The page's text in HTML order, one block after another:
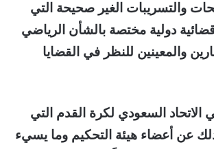
والتسريبات الغير صحيحة التي
دولية مختصة بالشأن الرياضي
والمعينين للنظر في القضايا
السعودي لكرة القدم التي
عن أعضاء هيئة التحكيم وما يسيء